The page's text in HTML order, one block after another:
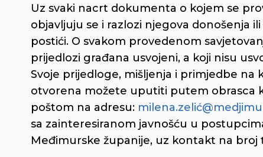
Uz svaki nacrt dokumenta o kojem se
objavljuju se i razlozi njegova donošenja
postići. O svakom provedenom
prijedlozi građana usvojeni, a koji nisu
Svoje prijedloge, mišljenja i primjedbe
otvorena možete uputiti putem obrasca
poštom na adresu:
sa zainteresiranom javnošću u
Međimurske županije, uz kontakt na broj